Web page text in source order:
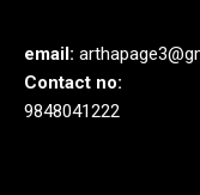
email:
Contact no:
9848041222